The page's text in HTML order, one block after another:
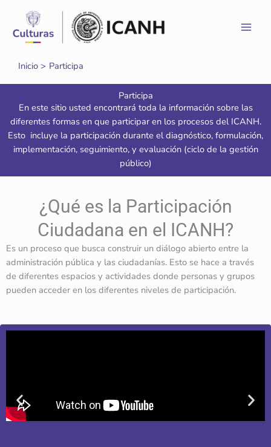
contenido
Inicio Participa
Participa
En este sitio usted encontrará toda la información sobre las
diferentes formas en que participar en los procesos del ICANH.
Esto incluye la participación durante el diagnóstico, formulación,
implementación, seguimiento, y evaluación (ciclo de la gestión
público)
¿Qué es la Participación
Ciudadana en el ICANH?
Es un proceso que busca construir un diálogo abierto entre la
administración pública y las ciudadanías. Esto se hace a través
de diferentes espacios y actividades donde personas y grupos
pueden acceder en los diferentes niveles de participación.